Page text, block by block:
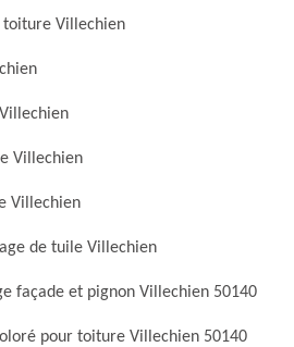
toiture Villechien
Villechien
Villechien
de tuile Villechien
façade et pignon Villechien 50140
pour toiture Villechien 50140